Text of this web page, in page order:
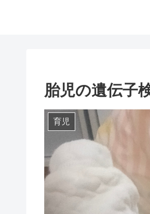
胎児の遺伝子
育児